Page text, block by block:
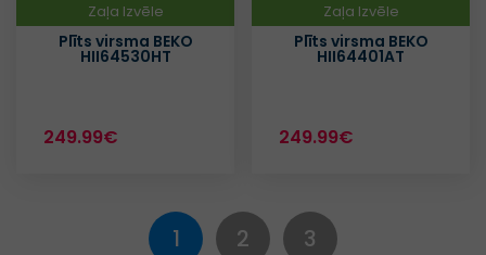
Zaļa Izvēle
Plīts virsma BEKO
HII64530HT
249.99€
Zaļa Izvēle
Plīts virsma BEKO
HII64401AT
249.99€
1 2 3